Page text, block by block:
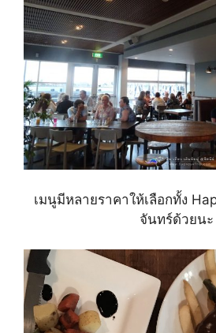
เมนูมีหลายราคาให้เลือกทั้ง
จันทร์ด้วยนะ